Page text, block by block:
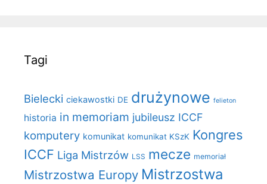
Tagi
Bielecki ciekawostki DE drużynowe felieton
historia in memoriam jubileusz ICCF
komputery komunikat komunikat KSzK Kongres
ICCF Liga Mistrzów LSS mecze memoriał
Mistrzostwa Europy Mistrzostwa